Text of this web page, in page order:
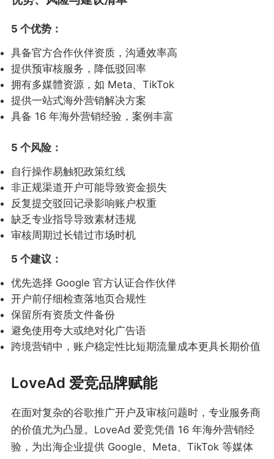
5 个优势：
具备官方合作伙伴资质，沟通效率高
提供预审核服务，降低驳回率
拥有多媒體资源，如 Meta、TikTok
提供一站式海外营销解决方案
具备 16 年海外营销经验，案例丰富
5 个风险：
自行操作易触犯政策红线
非正规渠道开户可能导致资金损失
反复提交驳回记录影响账户权重
缺乏专业指导导致素材违规
审核周期过长错过市场时机
5 个建议：
优先选择 Google 官方认证合作伙伴
开户前仔细检查落地页合规性
保留所有资质文件备份
避免使用夸大或绝对化广告语
跨境营销中，账户稳定性比短期流量成本更具长期价值
LoveAd 爱竞品牌赋能
在面对复杂的谷歌推广开户及审核问题时，专业服务商
的价值尤为凸显。LoveAd 爱竞凭借 16 年海外营销经
验，为出海企业提供 Google、Meta、TikTok 等媒体